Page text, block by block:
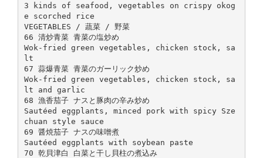
3 kinds of seafood, vegetables on crispy okog
e scorched rice
VEGETABLES / 蔬菜 / 野菜
66 清炒青菜 青菜の塩炒め
Wok-fried green vegetables, chicken stock, sa
lt
67 蒜爆青菜 青菜のガーリック炒め
Wok-fried green vegetables, chicken stock, sa
lt and garlic
68 漁香茄子 ナスと豚肉の辛み炒め
Sautéed eggplants, minced pork with spicy Sze
chuan style sauce
69 醤焼茄子 ナスの味噌煮
Sautéed eggplants with soybean paste
70 乾貝津白 白菜と干し貝柱の煮込み